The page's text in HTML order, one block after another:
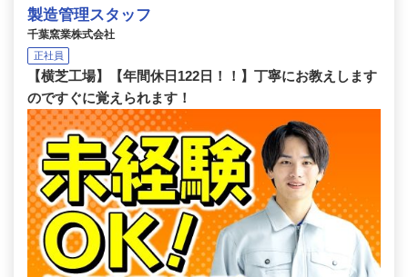
製造管理スタッフ
千葉窯業株式会社
正社員
【横芝工場】【年間休日122日！！】丁寧にお教えします
のですぐに覚えられます！